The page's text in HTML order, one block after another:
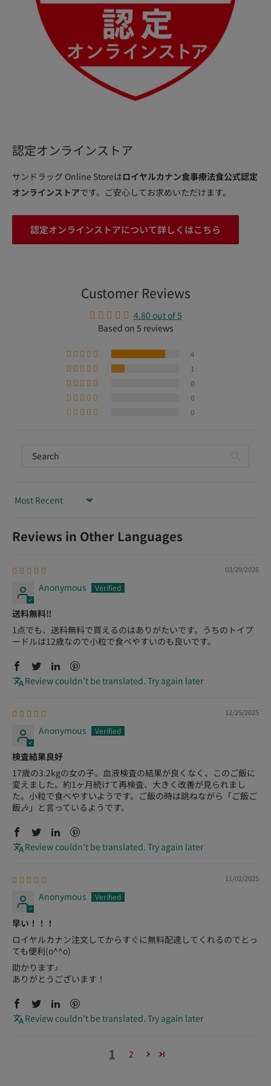
認定オンラインストア
サンドラッグ Online Storeはロイヤルカナン食事療法食公式認定
オンラインストアです。ご安心してお求めいただけます。
認定オンラインストアについて詳しくはこちら
Customer Reviews
4.80 out of 5
Based on 5 reviews
4
1
0
0
0
Sort by
Reviews in Other Languages
03/29/2026
Anonymous
送料無料‼️
1点でも、送料無料で買えるのはありがたいです。うちのトイプ
ードルは12歳なので小粒で食べやすいのも良いです。
Review couldn't be translated. Try again later
12/25/2025
Anonymous
検査結果良好
17歳の3.2kgの女の子。血液検査の結果が良くなく、このご飯に
変えました。約1ヶ月続けて再検査、大きく改善が見られまし
た。小粒で食べやすいようです。ご飯の時は跳ねながら「ご飯ご
飯🎶」と言っているようです。
Review couldn't be translated. Try again later
11/02/2025
Anonymous
早い！！！
ロイヤルカナン注文してからすぐに無料配達してくれるのでとっ
ても便利(o^^o)
助かります♪
ありがとうございます！
Review couldn't be translated. Try again later
1 2